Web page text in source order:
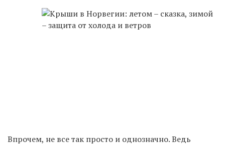
Впрочем, не все так просто и однозначно. Ведь